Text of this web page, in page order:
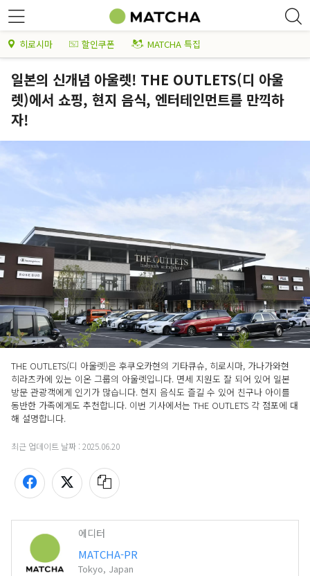
히로시마 할인쿠폰 MATCHA 특집
일본의 신개념 아울렛! THE OUTLETS(디 아울
렛)에서 쇼핑, 현지 음식, 엔터테인먼트를 만끽하
자!
THE OUTLETS(디 아울렛)은 후쿠오카현의 기타큐슈, 히로시마, 가나가와현
히라츠카에 있는 이온 그룹의 아울렛입니다. 면세 지원도 잘 되어 있어 일본
방문 관광객에게 인기가 많습니다. 현지 음식도 즐길 수 있어 친구나 아이를
동반한 가족에게도 추천합니다. 이번 기사에서는 THE OUTLETS 각 점포에 대
해 설명합니다.
최근 업데이트 날짜 : 2025.06.20
에디터
MATCHA-PR
Tokyo, Japan